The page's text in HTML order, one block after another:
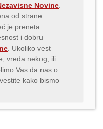
Novine
od strane
je preneta
i dobru
. Ukoliko vest
vređa nekog, ili
Vas da nas o
kako bismo